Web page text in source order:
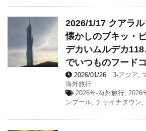
2026/1/17 クアラ
懐かしのブキッ・
デカいムルデカ
でいつものフード
2026/01/26 -アジア,
海外旅行
2026年-海外旅行, 2026
ンプール, チャイナタウン,